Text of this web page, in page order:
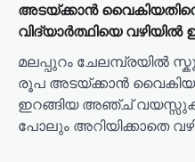
അടയ്ക്കാൻ
വിദ്യാർത്ഥിയെ
മലപ്പുറം ചേലമ്പ്രയിൽ
രൂപ അടയ്ക്കാൻ
ഇറങ്ങിയ അഞ്ച്
പോലും അറിയിക്കാതെ